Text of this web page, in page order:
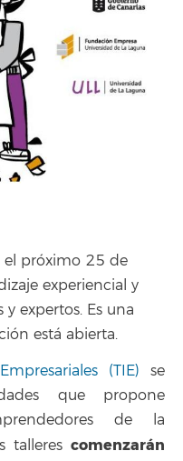
el próximo 25 de
experiencial y
expertos. Es una
está abierta.
(TIE) se
que propone
de la
talleres comenzarán